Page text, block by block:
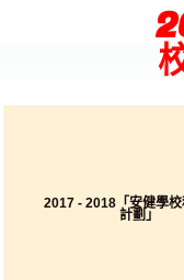
2017 - 2018「安健學
計劃」